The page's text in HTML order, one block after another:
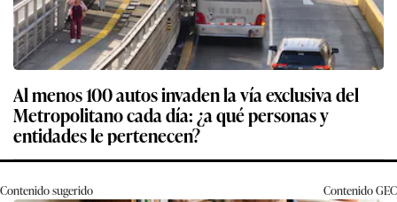
Al menos 100 autos invaden la vía exclusiva del
Metropolitano cada día: ¿a qué personas y
entidades le pertenecen?
Contenido sugerido ContenidoGEC